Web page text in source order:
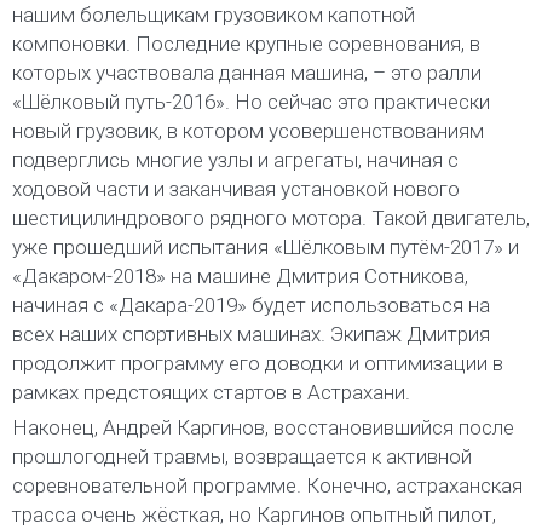
нашим болельщикам грузовиком капотной
компоновки. Последние крупные соревнования, в
которых участвовала данная машина, – это ралли
«Шёлковый путь-2016». Но сейчас это практически
новый грузовик, в котором усовершенствованиям
подверглись многие узлы и агрегаты, начиная с
ходовой части и заканчивая установкой нового
шестицилиндрового рядного мотора. Такой двигатель,
уже прошедший испытания «Шёлковым путём-2017» и
«Дакаром-2018» на машине Дмитрия Сотникова,
начиная с «Дакара-2019» будет использоваться на
всех наших спортивных машинах. Экипаж Дмитрия
продолжит программу его доводки и оптимизации в
рамках предстоящих стартов в Астрахани.
Наконец, Андрей Каргинов, восстановившийся после
прошлогодней травмы, возвращается к активной
соревновательной программе. Конечно, астраханская
трасса очень жёсткая, но Каргинов опытный пилот,